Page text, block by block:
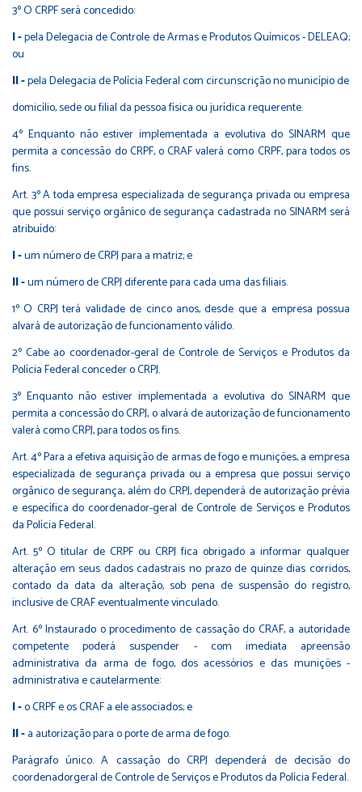
3º O CRPF será concedido:
I -pela Delegacia de Controle de Armas e Produtos Químicos - DELEAQ;
ou
II -pela Delegacia de Polícia Federal com circunscrição no município de
domicílio, sede ou filial da pessoa física ou jurídica requerente.
4º Enquanto não estiver implementada a evolutiva do SINARM que
permita a concessão do CRPF, o CRAF valerá como CRPF, para todos os
fins.
Art. 3º A toda empresa especializada de segurança privada ou empresa
que possui serviço orgânico de segurança cadastrada no SINARM será
atribuído:
I -um número de CRPJ para a matriz; e
II -um número de CRPJ diferente para cada uma das filiais.
1º O CRPJ terá validade de cinco anos, desde que a empresa possua
alvará de autorização de funcionamento válido.
2º Cabe ao coordenador-geral de Controle de Serviços e Produtos da
Polícia Federal conceder o CRPJ.
3º Enquanto não estiver implementada a evolutiva do SINARM que
permita a concessão do CRPJ, o alvará de autorização de funcionamento
valerá como CRPJ, para todos os fins.
Art. 4º Para a efetiva aquisição de armas de fogo e munições, a empresa
especializada de segurança privada ou a empresa que possui serviço
orgânico de segurança, além do CRPJ, dependerá de autorização prévia
e específica do coordenador-geral de Controle de Serviços e Produtos
da Polícia Federal.
Art. 5º O titular de CRPF ou CRPJ fica obrigado a informar qualquer
alteração em seus dados cadastrais no prazo de quinze dias corridos,
contado da data da alteração, sob pena de suspensão do registro,
inclusive de CRAF eventualmente vinculado.
Art. 6º Instaurado o procedimento de cassação do CRAF, a autoridade
competente poderá suspender - com imediata apreensão
administrativa da arma de fogo, dos acessórios e das munições -
administrativa e cautelarmente:
I -o CRPF e os CRAF a ele associados; e
II -a autorização para o porte de arma de fogo.
Parágrafo único. A cassação do CRPJ dependerá de decisão do
coordenadorgeral de Controle de Serviços e Produtos da Polícia Federal.